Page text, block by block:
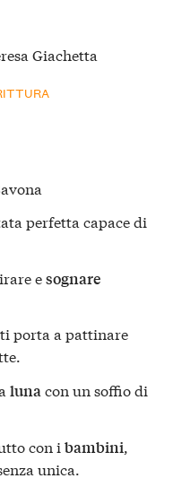
Giachetta
perfetta capace di
esognare
porta a pattinare
lunacon un soffio di
con i bambini
unica.